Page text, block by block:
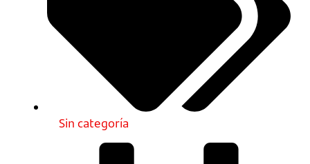
Sin categoría